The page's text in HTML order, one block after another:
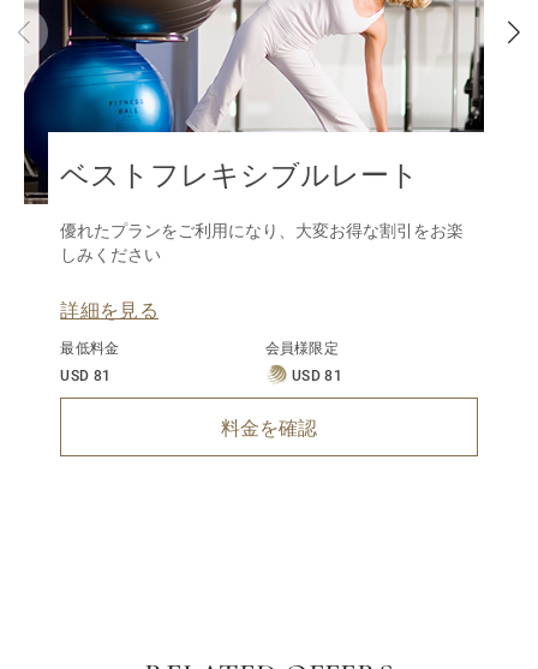
ベストフレキシブルレート
優れたプランをご利用になり、大変お得な割引をお楽
しみください
詳細を見る
最低料金
USD 81
会員様限定
USD 81
料金を確認